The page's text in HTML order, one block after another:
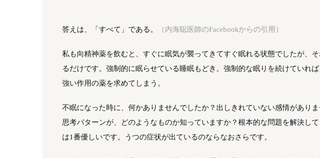
答えは、「すべて」である。 （内海聡医師のFacebookからの引用）
私も向精神薬を飲むと、すぐに眠気が襲ってきてすぐ眠れる状態でしたが、
るだけです。強制的に眠らせている睡眠もどき。強制的な眠りを続けていれ
強い作用の薬を求めてしまう。
不眠になった時に、何かありませんでしたか？出しきれていない感情がありま
思考パターンが、どのようなものか知っていますか？根本的な問題を解決し
は1番優しいです。うつの症状が出ているのならなおさらです。